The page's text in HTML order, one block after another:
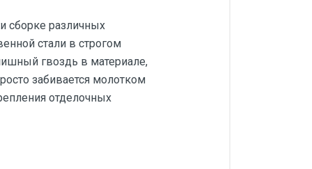
сборке различных
стали в строгом
гвоздь в материале,
забивается молотком
отделочных